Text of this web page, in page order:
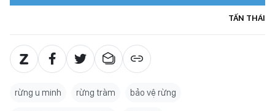
TẤN THÁI
rừng u minh rừng tràm bảo vệ rừng